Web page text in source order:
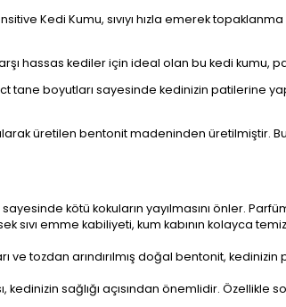
Kedi Kumu, sıvıyı hızla emerek
hassas kediler için ideal olan bu kedi kumu,
tane boyutları sayesinde kedinizin patilerine
üretilen bentonit madeninden üretilmiştir.
sayesinde kötü kokuların yayılmasını önler.
sıvı emme kabiliyeti, kum kabının kolayca
ve tozdan arındırılmış doğal bentonit,
kedinizin sağlığı açısından önemlidir.